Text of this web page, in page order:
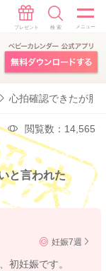
心拍確認できたが胎
閲覧数：14,565
と言われた
妊娠7週
初妊娠です。